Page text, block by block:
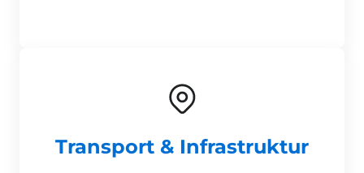
Transport & Infrastruktur